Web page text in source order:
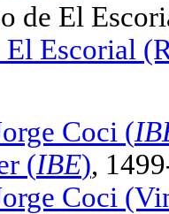
de El
El Escorial
Coci (
(IBE),
Coci